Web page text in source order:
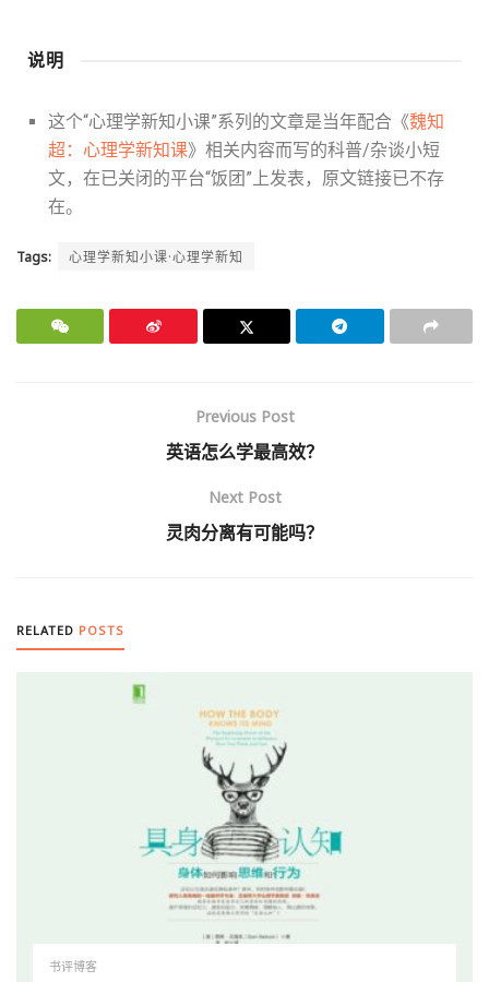
说明
这个“心理学新知小课”系列的文章是当年配合《魏知
超：心理学新知课》相关内容而写的科普/杂谈小短
文，在已关闭的平台“饭团”上发表，原文链接已不存
在。
Tags: 心理学新知小课·心理学新知
Previous Post
英语怎么学最高效？
Next Post
灵肉分离有可能吗？
RELATED POSTS
书评博客